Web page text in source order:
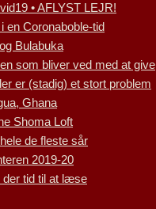
• AFLYST LEJR!
en Coronaboble-tid
Bulabuka
som bliver ved med at give
er (stadig) et stort problem
Ghana
Shoma Loft
de fleste sår
2019-20
der tid til at læse